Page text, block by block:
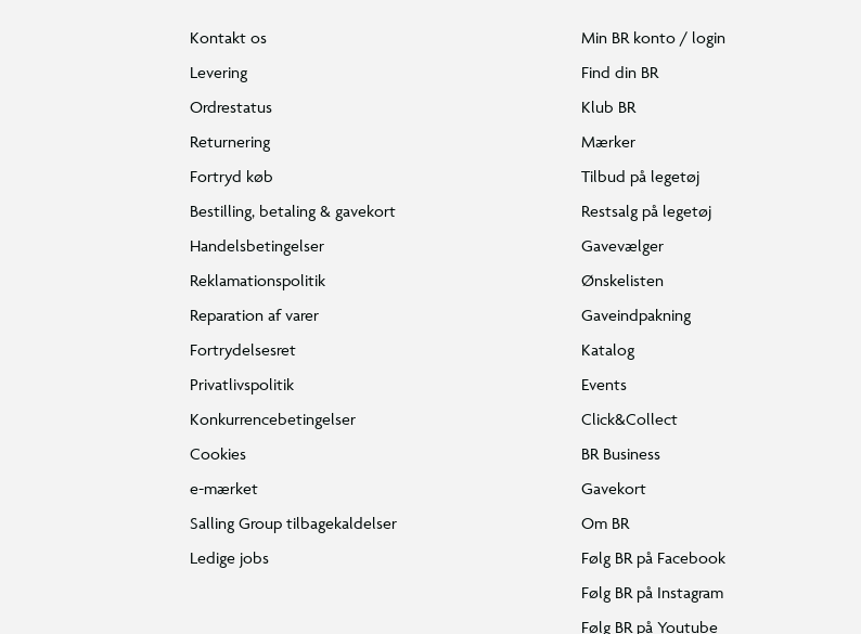
Kontakt os
Levering
Ordrestatus
Returnering
Fortryd køb
Bestilling, betaling & gavekort
Handelsbetingelser
Reklamationspolitik
Reparation af varer
Fortrydelsesret
Privatlivspolitik
Konkurrencebetingelser
Cookies
e-mærket
Salling Group tilbagekaldelser
Ledige jobs
Min BR konto / login
Find din BR
Klub BR
Mærker
Tilbud på legetøj
Restsalg på legetøj
Gavevælger
Ønskelisten
Gaveindpakning
Katalog
Events
Click&Collect
BR Business
Gavekort
Om BR
Følg BR på Facebook
Følg BR på Instagram
Følg BR på Youtube